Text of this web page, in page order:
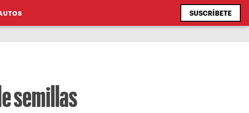
SUSCRÍBETE
semillas